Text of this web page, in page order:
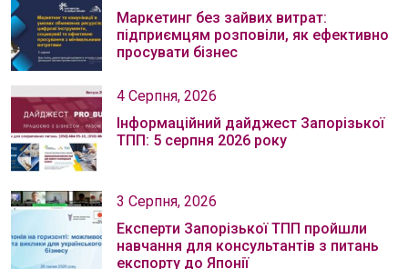
Маркетинг без зайвих витрат:
підприємцям розповіли, як ефективно
просувати бізнес
4 Серпня, 2026
Інформаційний дайджест Запорізької
ТПП: 5 серпня 2026 року
3 Серпня, 2026
Експерти Запорізької ТПП пройшли
навчання для консультантів з питань
експорту до Японії